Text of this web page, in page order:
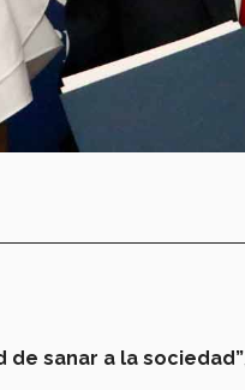
de sanar a la sociedad”